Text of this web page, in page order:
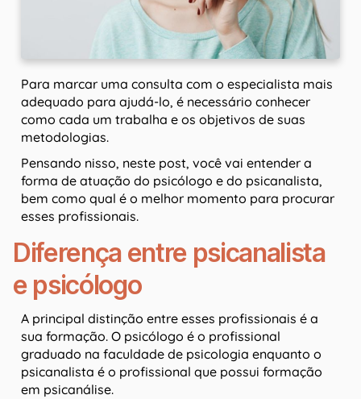
Para marcar uma consulta com o especialista mais
adequado para ajudá-lo, é necessário conhecer
como cada um trabalha e os objetivos de suas
metodologias.
Pensando nisso, neste post, você vai entender a
forma de atuação do psicólogo e do psicanalista,
bem como qual é o melhor momento para procurar
esses profissionais.
Diferença entre psicanalista
e psicólogo
A principal distinção entre esses profissionais é a
sua formação. O psicólogo é o profissional
graduado na faculdade de psicologia enquanto o
psicanalista é o profissional que possui formação
em psicanálise.